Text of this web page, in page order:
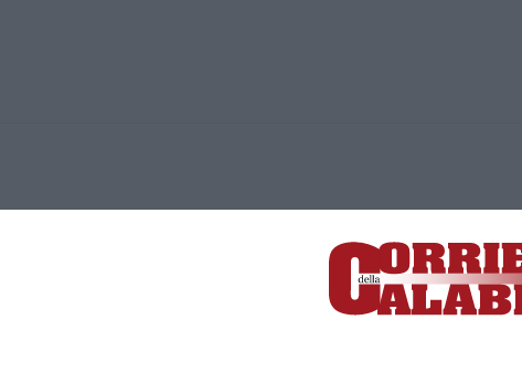
Via del mare 6/G, S.Eufemia, Lamezia Terme (CZ)
di Lamezia Terme 5/2011 - Direttore responsabile Paola Militano |Privacy